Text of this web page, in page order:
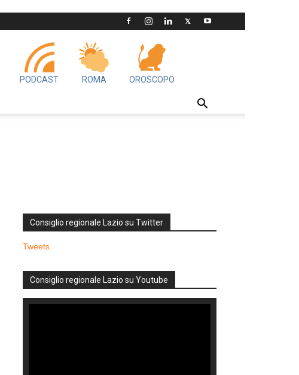
PODCAST ROMA OROSCOPO
Consiglio regionale Lazio su Twitter
Tweets
Consiglio regionale Lazio su Youtube